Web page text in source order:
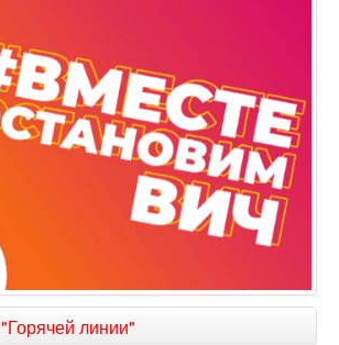
"Горячей линии"